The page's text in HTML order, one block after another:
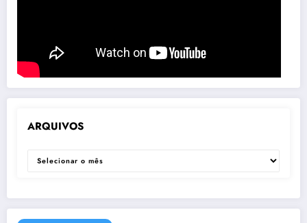
ARQUIVOS
ARQUIVOS